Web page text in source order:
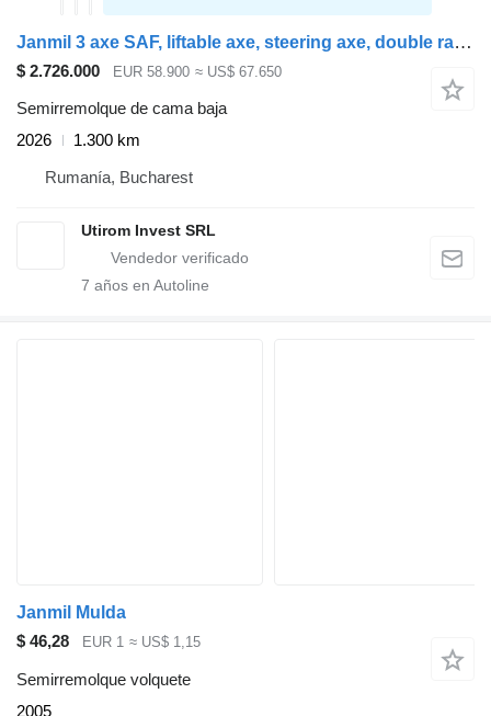
Janmil 3 axe SAF, liftable axe, steering axe, double ramps, wood extens
$ 2.726.000 EUR 58.900 ≈ US$ 67.650
Semirremolque de cama baja
2026
1.300 km
Rumanía, Bucharest
Utirom Invest SRL
7 años en Autoline
Janmil Mulda
$ 46,28
EUR 1 ≈ US$ 1,15
Semirremolque volquete
2005